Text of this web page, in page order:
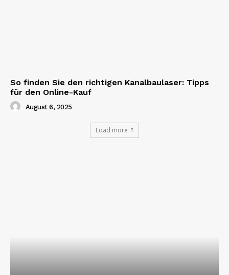
So finden Sie den richtigen Kanalbaulaser: Tipps
für den Online-Kauf
August 6, 2025
Load more